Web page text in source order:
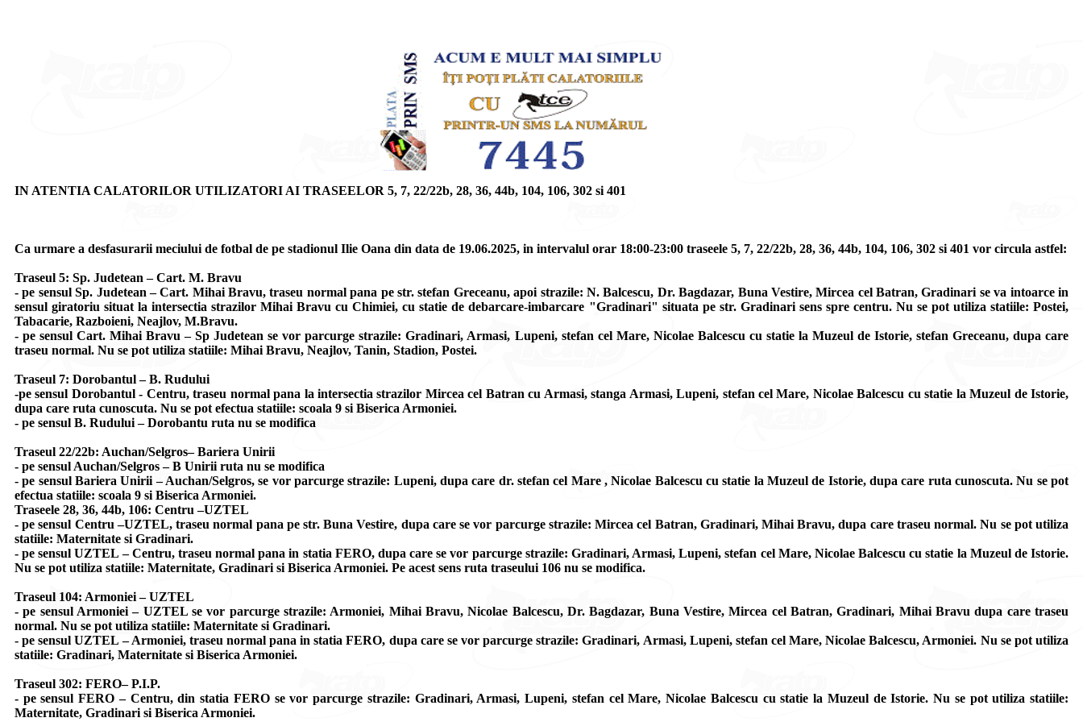
IN ATENTIA CALATORILOR UTILIZATORI AI TRASEELOR 5, 7, 22/22b, 28, 36, 44b, 104, 106, 302 si 401
Ca urmare a desfasurarii meciului de fotbal de pe stadionul Ilie Oana din data de 19.06.2025, in intervalul orar 18:00-23:00 traseele 5, 7, 22/22b, 28, 36, 44b, 104, 106, 302 si 401 vor circula astfel:
Traseul 5: Sp. Judetean – Cart. M. Bravu
- pe sensul Sp. Judetean – Cart. Mihai Bravu, traseu normal pana pe str. stefan Greceanu, apoi strazile: N. Balcescu, Dr. Bagdazar, Buna Vestire, Mircea cel Batran, Gradinari se va intoarce in
sensul giratoriu situat la intersectia strazilor Mihai Bravu cu Chimiei, cu statie de debarcare-imbarcare "Gradinari" situata pe str. Gradinari sens spre centru. Nu se pot utiliza statiile: Postei,
Tabacarie, Razboieni, Neajlov, M.Bravu.
- pe sensul Cart. Mihai Bravu – Sp Judetean se vor parcurge strazile: Gradinari, Armasi, Lupeni, stefan cel Mare, Nicolae Balcescu cu statie la Muzeul de Istorie, stefan Greceanu, dupa care
traseu normal. Nu se pot utiliza statiile: Mihai Bravu, Neajlov, Tanin, Stadion, Postei.
Traseul 7: Dorobantul – B. Rudului
-pe sensul Dorobantul - Centru, traseu normal pana la intersectia strazilor Mircea cel Batran cu Armasi, stanga Armasi, Lupeni, stefan cel Mare, Nicolae Balcescu cu statie la Muzeul de Istorie,
dupa care ruta cunoscuta. Nu se pot efectua statiile: scoala 9 si Biserica Armoniei.
- pe sensul B. Rudului – Dorobantu ruta nu se modifica
Traseul 22/22b: Auchan/Selgros– Bariera Unirii
- pe sensul Auchan/Selgros – B Unirii ruta nu se modifica
- pe sensul Bariera Unirii – Auchan/Selgros, se vor parcurge strazile: Lupeni, dupa care dr. stefan cel Mare , Nicolae Balcescu cu statie la Muzeul de Istorie, dupa care ruta cunoscuta. Nu se pot
efectua statiile: scoala 9 si Biserica Armoniei.
Traseele 28, 36, 44b, 106: Centru –UZTEL
- pe sensul Centru –UZTEL, traseu normal pana pe str. Buna Vestire, dupa care se vor parcurge strazile: Mircea cel Batran, Gradinari, Mihai Bravu, dupa care traseu normal. Nu se pot utiliza
statiile: Maternitate si Gradinari.
- pe sensul UZTEL – Centru, traseu normal pana in statia FERO, dupa care se vor parcurge strazile: Gradinari, Armasi, Lupeni, stefan cel Mare, Nicolae Balcescu cu statie la Muzeul de Istorie.
Nu se pot utiliza statiile: Maternitate, Gradinari si Biserica Armoniei. Pe acest sens ruta traseului 106 nu se modifica.
Traseul 104: Armoniei – UZTEL
- pe sensul Armoniei – UZTEL se vor parcurge strazile: Armoniei, Mihai Bravu, Nicolae Balcescu, Dr. Bagdazar, Buna Vestire, Mircea cel Batran, Gradinari, Mihai Bravu dupa care traseu
normal. Nu se pot utiliza statiile: Maternitate si Gradinari.
- pe sensul UZTEL – Armoniei, traseu normal pana in statia FERO, dupa care se vor parcurge strazile: Gradinari, Armasi, Lupeni, stefan cel Mare, Nicolae Balcescu, Armoniei. Nu se pot utiliza
statiile: Gradinari, Maternitate si Biserica Armoniei.
Traseul 302: FERO– P.I.P.
- pe sensul FERO – Centru, din statia FERO se vor parcurge strazile: Gradinari, Armasi, Lupeni, stefan cel Mare, Nicolae Balcescu cu statie la Muzeul de Istorie. Nu se pot utiliza statiile:
Maternitate, Gradinari si Biserica Armoniei.